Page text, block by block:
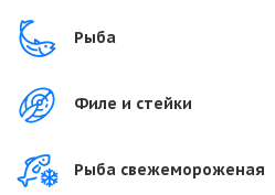
Рыба
Филе и стейки
Рыба свежемороженая